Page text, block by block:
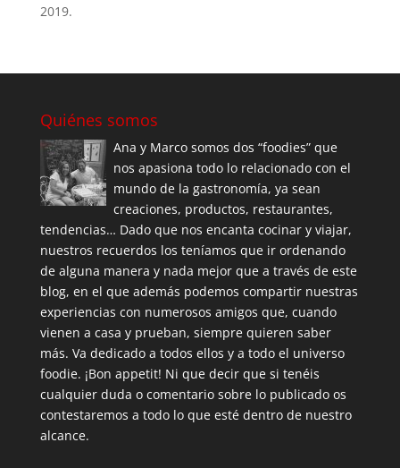
2019.
Quiénes somos
Ana y Marco somos dos “foodies” que
nos apasiona todo lo relacionado con el
mundo de la gastronomía, ya sean
creaciones, productos, restaurantes,
tendencias… Dado que nos encanta cocinar y viajar,
nuestros recuerdos los teníamos que ir ordenando
de alguna manera y nada mejor que a través de este
blog, en el que además podemos compartir nuestras
experiencias con numerosos amigos que, cuando
vienen a casa y prueban, siempre quieren saber
más. Va dedicado a todos ellos y a todo el universo
foodie. ¡Bon appetit! Ni que decir que si tenéis
cualquier duda o comentario sobre lo publicado os
contestaremos a todo lo que esté dentro de nuestro
alcance.